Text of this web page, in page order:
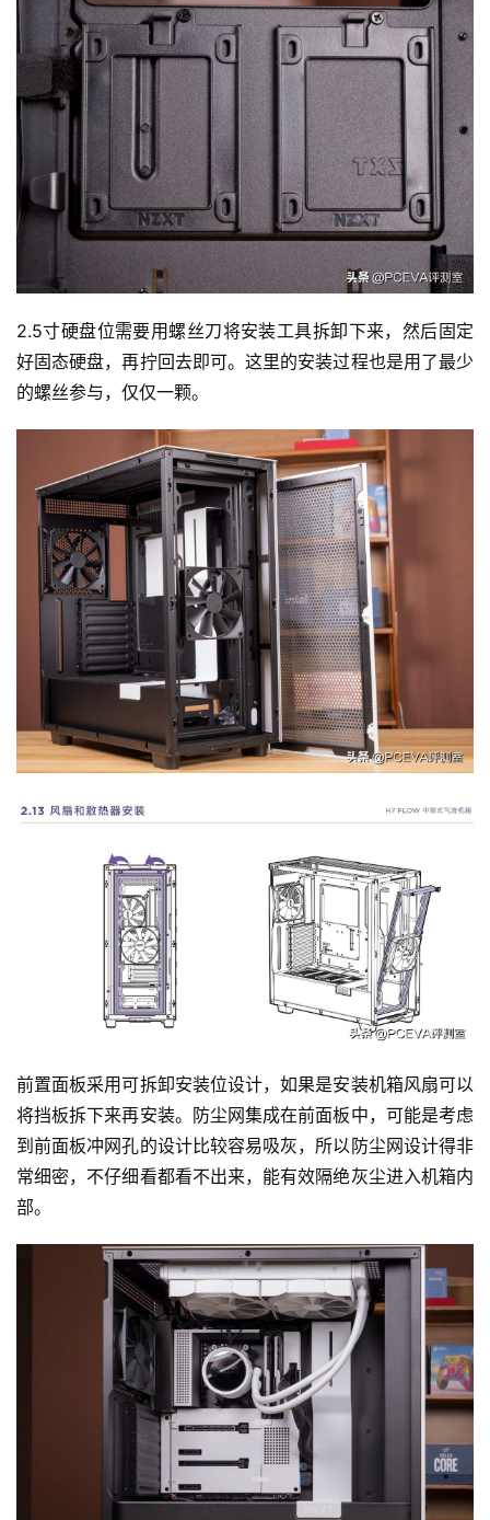
2.5寸硬盘位需要用螺丝刀将安装工具拆卸下来，然后固定
好固态硬盘，再拧回去即可。这里的安装过程也是用了最少
的螺丝参与，仅仅一颗。
前置面板采用可拆卸安装位设计，如果是安装机箱风扇可以
将挡板拆下来再安装。防尘网集成在前面板中，可能是考虑
到前面板冲网孔的设计比较容易吸灰，所以防尘网设计得非
常细密，不仔细看都看不出来，能有效隔绝灰尘进入机箱内
部。